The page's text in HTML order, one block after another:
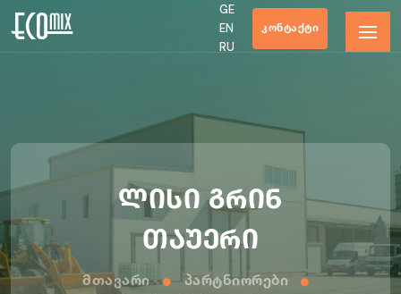
GE
EN
RU
ᲙᲝᲜᲢᲐᲥᲢᲘ
ლისი გრინ
თაუერი
Მთავარი
Პარტნიორები